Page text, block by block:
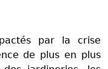
par la crise
de plus en plus